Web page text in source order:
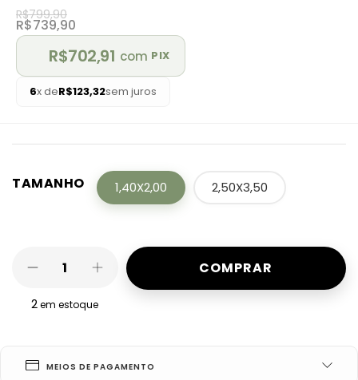
R$799,90
R$739,90
R$702,91 com PIX
6x deR$123,32sem juros
TAMANHO 1,40X2,00 2,50X3,50
2em estoque
MEIOS DE PAGAMENTO